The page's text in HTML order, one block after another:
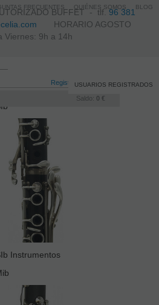
BUFFET -tlf.96 381
HORARIO AGOSTO
Viernes: 9h a 14h
Registro /Iniciar sesión
Saldo: 0 €
USUARIOS REGISTRADOS
Instrumentos
FRECUENTES QUIÉNES SOMOS BLOG